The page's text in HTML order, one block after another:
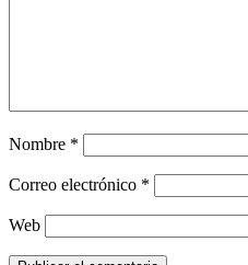
Nombre *
Correo electrónico *
Web